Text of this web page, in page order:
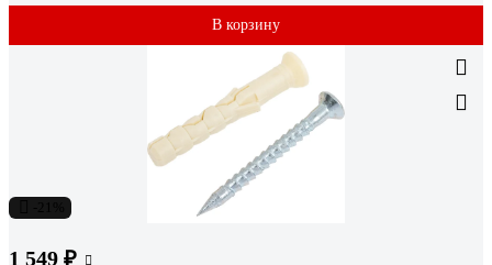
В корзину
1 549 ₽